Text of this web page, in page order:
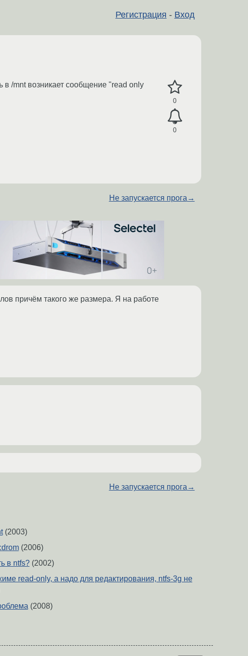
Регистрация - Вход
0
0
в /mnt возникает сообщение "read only
Не запускается прога →
причём такого же размера. Я на работе
Не запускается прога →
(2003)
(2006)
в ntfs?(2002)
read-only, а надо для редактирования, ntfs-3g не
(2008)